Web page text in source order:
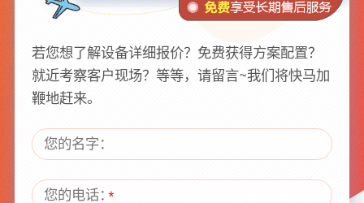
若您想了解设备详细报价？免费获得方案配置？
就近考察客户现场？等等，请留言~我们将快马加
鞭地赶来。